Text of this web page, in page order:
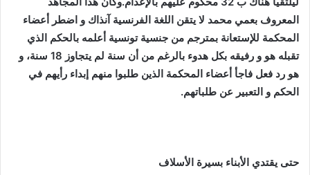
المعروف بعمي محمد لا يتقن اللغة الفرنسية آنذاك و اضطر أعضاء
المحكمة للإستعانة بمترجم من جنسية تونسية أعلمه بالحكم الذي
تقبله هو و رفيقه بكل هدوء بالرغم من أن سنة لم يتجاوز 18 سنة، و
هو رد فعل فاجأ أعضاء المحكمة الذين طلبوا منهم إبداء رأيهم في
الحكم و التعبير عن طلباتهم.
حتى يقتدي الأبناء بسيرة الأسلاف